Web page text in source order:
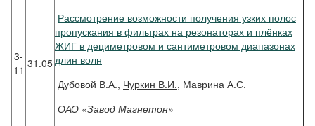
3-
11 31.05
Рассмотрение возможности получения узких полос
пропускания в фильтрах на резонаторах и плёнках
ЖИГ в дециметровом и сантиметровом диапазонах
длин волн
Дубовой В.А., Чуркин В.И., Маврина А.С.
ОАО «Завод Магнетон»